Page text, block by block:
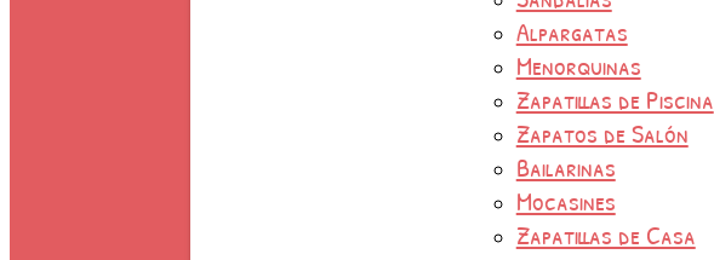
Alpargatas
Menorquinas
Zapatillas de Piscina
Zapatos de Salón
Bailarinas
Mocasines
Zapatillas de Casa